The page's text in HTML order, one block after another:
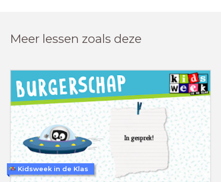
Meer lessen zoals deze
Kidsweek in de Klas